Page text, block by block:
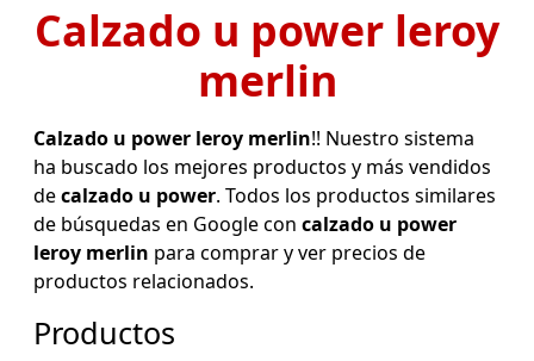
Calzado u power leroy
merlin
Calzado u power leroy merlin!! Nuestro sistema
ha buscado los mejores productos y más vendidos
decalzado u power. Todos los productos similares
de búsquedas en Google con calzado u power
leroy merlin para comprar y ver precios de
productos relacionados.
Productos